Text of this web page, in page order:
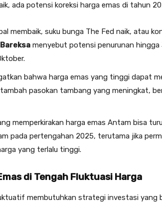
ada potensi koreksi harga emas di tahun
membaik, suku bunga The Fed naik, atau
Bareksa menyebut potensi penurunan hingga
bahwa harga emas yang tinggi dapat
pasokan tambang yang meningkat,
memperkirakan harga emas Antam bisa
pada pertengahan 2025, terutama jika
yang terlalu tinggi.
di Tengah Fluktuasi Harga
membutuhkan strategi investasi yang